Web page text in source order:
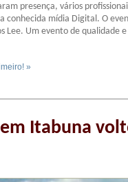
presença, vários
conhecida mídia Digital. O
Lee. Um evento de qualidade
»
Itabuna